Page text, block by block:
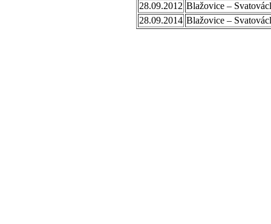
28.09.2012 Blažovice –
28.09.2014 Blažovice –